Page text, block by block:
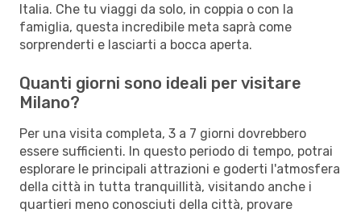
Italia. Che tu viaggi da solo, in coppia o con la
famiglia, questa incredibile meta saprà come
sorprenderti e lasciarti a bocca aperta.
Quanti giorni sono ideali per visitare
Milano?
Per una visita completa, 3 a 7 giorni dovrebbero
essere sufficienti. In questo periodo di tempo, potrai
esplorare le principali attrazioni e goderti l'atmosfera
della città in tutta tranquillità, visitando anche i
quartieri meno conosciuti della città, provare